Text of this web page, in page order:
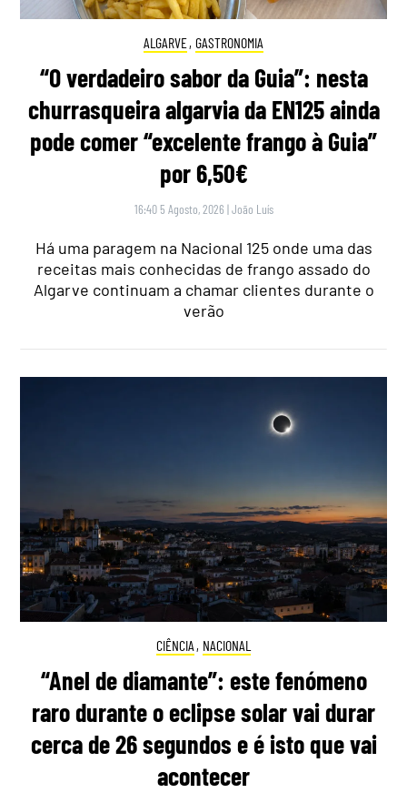
ALGARVE, GASTRONOMIA
“O verdadeiro sabor da Guia”: nesta
churrasqueira algarvia da EN125 ainda
pode comer “excelente frango à Guia”
por 6,50€
16:40 5 Agosto, 2026 |João Luís
Há uma paragem na Nacional 125 onde uma das
receitas mais conhecidas de frango assado do
Algarve continuam a chamar clientes durante o
verão
CIÊNCIA , NACIONAL
“Anel de diamante”: este fenómeno
raro durante o eclipse solar vai durar
cerca de 26 segundos e é isto que vai
acontecer